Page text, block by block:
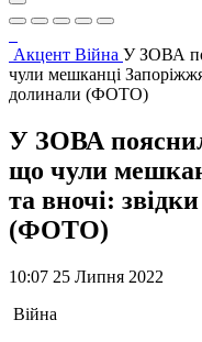
Акцент Війна У ЗОВА
чули мешканці
долинали (ФОТО)
У ЗОВА
що чули
та вночі:
(ФОТО)
10:07 25 Липня 2022
Війна